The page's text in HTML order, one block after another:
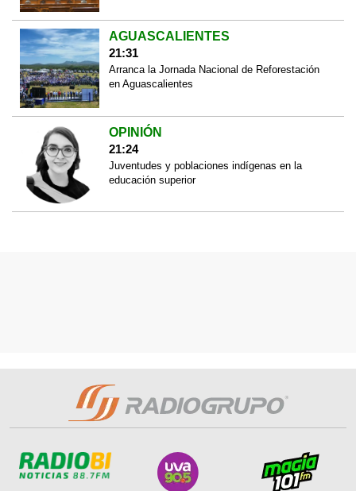
AGUASCALIENTES
21:31
Arranca la Jornada Nacional de Reforestación
en Aguascalientes
OPINIÓN
21:24
Juventudes y poblaciones indígenas en la
educación superior